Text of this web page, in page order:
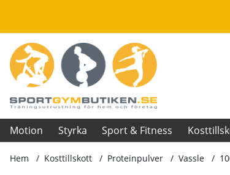
Motion Styrka Sport & Fitness
Hem Kosttillskott Proteinpulver Vassle